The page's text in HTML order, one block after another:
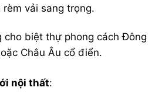
rèm vải sang trọng.
cho biệt thự phong cách Đông
Châu Âu cổ điển.
nội thất: